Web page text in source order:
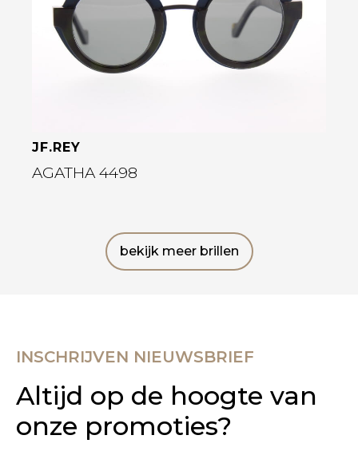
JF.REY
AGATHA 4498
bekijk meer brillen
INSCHRIJVEN NIEUWSBRIEF
Altijd op de hoogte van
onze promoties?